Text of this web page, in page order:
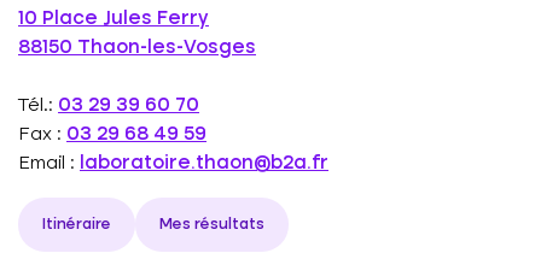
10 Place Jules Ferry
88150 Thaon-les-Vosges
Tél.: 03 29 39 60 70
Fax : 03 29 68 49 59
Email :
laboratoire.thaon@b2a.fr
Itinéraire Mes résultats